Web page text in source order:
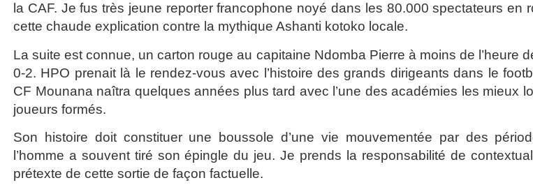
la CAF. Je fus très jeune reporter francophone noyé dans les 80.000 spectateurs en
cette chaude explication contre la mythique Ashanti kotoko locale.
La suite est connue, un carton rouge au capitaine Ndomba Pierre à moins de l’heure
0-2. HPO prenait là le rendez-vous avec l’histoire des grands dirigeants dans le
CF Mounana naîtra quelques années plus tard avec l’une des académies les mieux
joueurs formés.
Son histoire doit constituer une boussole d’une vie mouvementée par des
l’homme a souvent tiré son épingle du jeu. Je prends la responsabilité de
prétexte de cette sortie de façon factuelle.